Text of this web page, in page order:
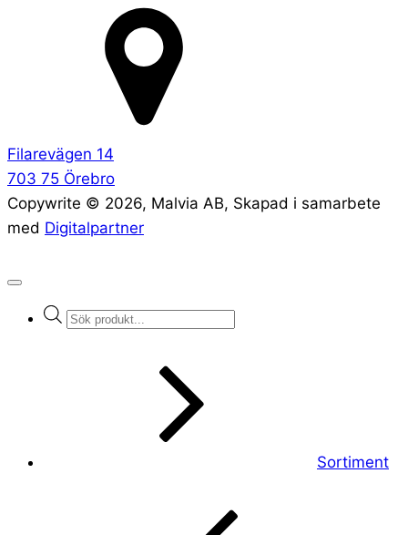
Filarevägen 14
703 75 Örebro
Copywrite © 2026, Malvia AB, Skapad i samarbete
med Digitalpartner
Products
Sortiment